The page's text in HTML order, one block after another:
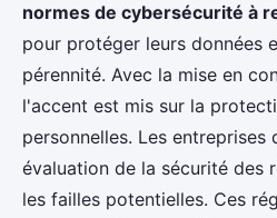
normes de cybersécurité à
pour protéger leurs données
pérennité. Avec la mise en
l'accent est mis sur la
personnelles. Les
évaluation de la sécurité des
les failles potentielles. Ces